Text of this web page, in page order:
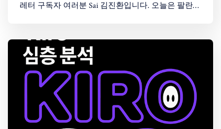
레터 구독자 여러분 Sai 김진환입니다. 오늘은 팔란티
만에 보는 뉴스레터 핵심 포인트 * 팔란티어 온톨로
지는 기업의 "디지털 쌍둥이"를 만드는 혁신 기술 *
에어버스 33% 생산시간 단축, 병원 83% 환자 배치 시
간 감소 등 실제 성과